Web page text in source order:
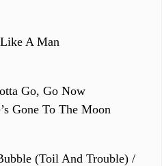
A Man
Go, Go Now
Gone To The Moon
(Toil And Trouble) /